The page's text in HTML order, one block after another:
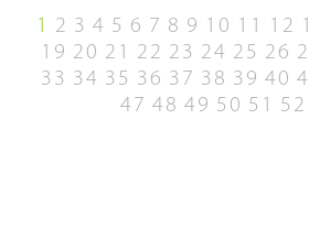
1 2 3 4 5 6 7 8 9 10 11 12
19 20 21 22 23 24 25 26
33 34 35 36 37 38 39 40
47 48 49 50 51 52